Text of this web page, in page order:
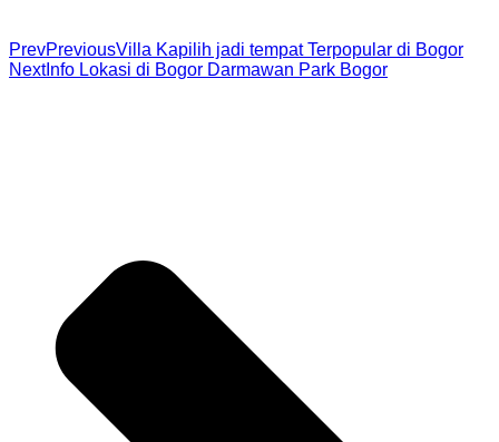
PrevPreviousVilla Kapilih jadi tempat Terpopular di Bogor
NextInfo Lokasi di Bogor Darmawan Park Bogor